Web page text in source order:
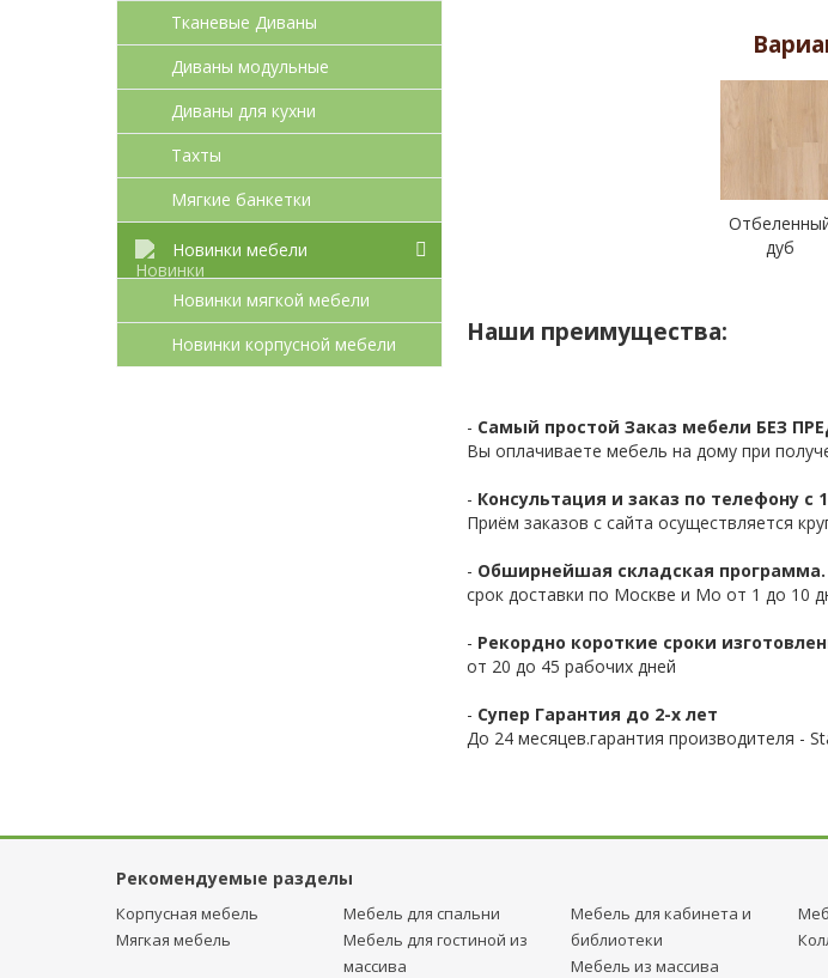
Тканевые Диваны
Диваны модульные
Диваны для кухни
Тахты
Мягкие банкетки
Новинки мебели
Новинки мягкой мебели
Новинки корпусной мебели
дуб
Наши преимущества:
- Самый простой Заказ мебели БЕЗ
Вы оплачиваете мебель на дому при
- Консультация и заказ по телефону с
Приём заказов с сайта осуществляется
- Обширнейшая складская программа.
срок доставки по Москве и Мо от 1 до 10
- Рекордно короткие сроки
от 20 до 45 рабочих дней
- Супер Гарантия до 2-х лет
До 24 месяцев.гарантия производителя -
Рекомендуемые разделы
Корпусная мебель
Мягкая мебель
Мебель для спальни
Мебель для гостиной из
массива
Мебель для кабинета и
библиотеки
Мебель из массива